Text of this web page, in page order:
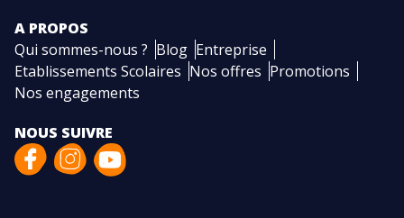
A PROPOS
Qui sommes-nous ? Blog Entreprise
Etablissements Scolaires Nos offres Promotions
Nos engagements
NOUS SUIVRE